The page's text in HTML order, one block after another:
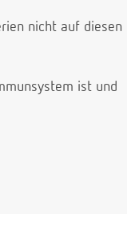
nicht auf diesen
ist und